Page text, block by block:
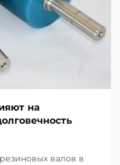
на
валов в